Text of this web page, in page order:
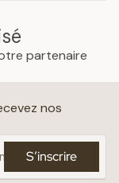
partenaire
nos
S’inscrire